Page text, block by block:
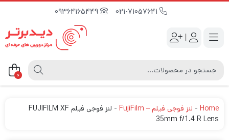
09364165449
|
0
Home
- لنز فوجی فیلم – FujiFilm -
لنز فوجی فیلم FUJIFILM XF
35mm f/1.4 R Lens